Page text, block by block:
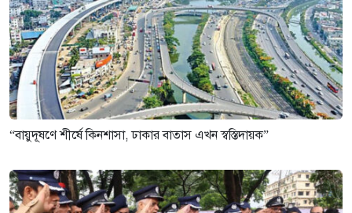
“বায়ুদূষণে শীর্ষে কিনশাসা, ঢাকার বাতাস এখন স্বস্তিদায়ক”